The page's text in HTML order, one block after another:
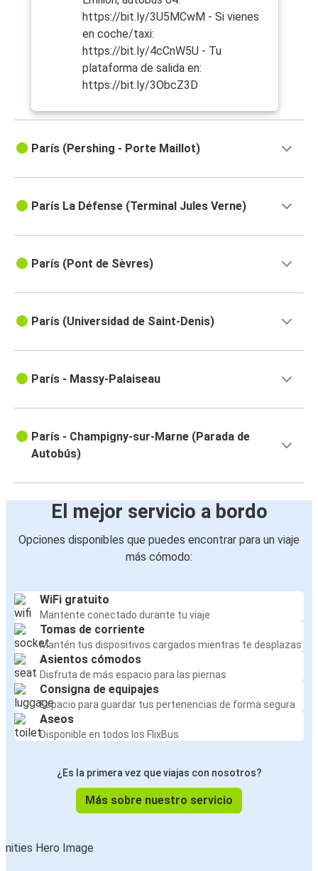
https://bit.ly/3U5MCwM - Si vienes
en coche/taxi:
https://bit.ly/4cCnW5U - Tu
plataforma de salida en:
https://bit.ly/3ObcZ3D
París (Pershing - Porte Maillot)
París La Défense (Terminal Jules Verne)
París (Pont de Sèvres)
París (Universidad de Saint-Denis)
París - Massy-Palaiseau
París - Champigny-sur-Marne (Parada de
Autobús)
El mejor servicio a bordo
Opciones disponibles que puedes encontrar para un viaje
más cómodo:
WiFi gratuito
Mantente conectado durante tu viaje
Tomas de corriente
Mantén tus dispositivos cargados mientras te desplazas
Asientos cómodos
Disfruta de más espacio para las piernas
Consigna de equipajes
Espacio para guardar tus pertenencias de forma segura
Aseos
Disponible en todos los FlixBus
¿Es la primera vez que viajas con nosotros?
Más sobre nuestro servicio